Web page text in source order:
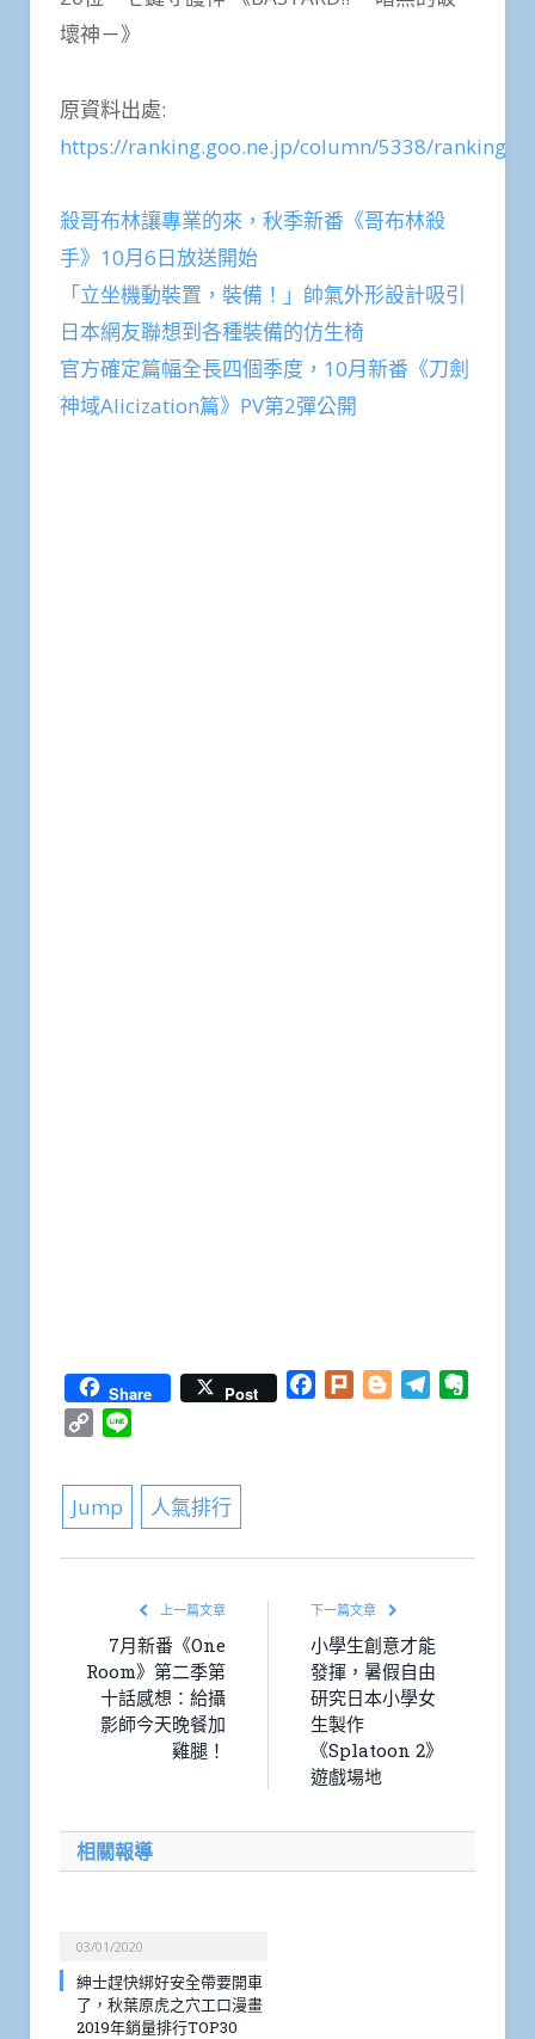
壞神－》
原資料出處:
https://ranking.goo.ne.jp/column/5338/ranking/
殺哥布林讓專業的來，秋季新番《哥布林殺
手》10月6日放送開始
「立坐機動裝置，裝備！」帥氣外形設計吸引
日本網友聯想到各種裝備的仿生椅
官方確定篇幅全長四個季度，10月新番《刀劍
神域Alicization篇》PV第2彈公開
Share Post Facebook
Plurk BloggerTelegram
Copy
Jump 人氣排行
上一篇文章
7月新番《One
Room》第二季第
十話感想：給攝
影師今天晚餐加
雞腿！
下一篇文章
小學生創意才能
發揮，暑假自由
研究日本小學女
生製作
《Splatoon 2》
遊戲場地
相關報導
03/01/2020
紳士趕快綁好安全帶要開車
了，秋葉原虎之穴工口漫畫
2019年銷量排行TOP30